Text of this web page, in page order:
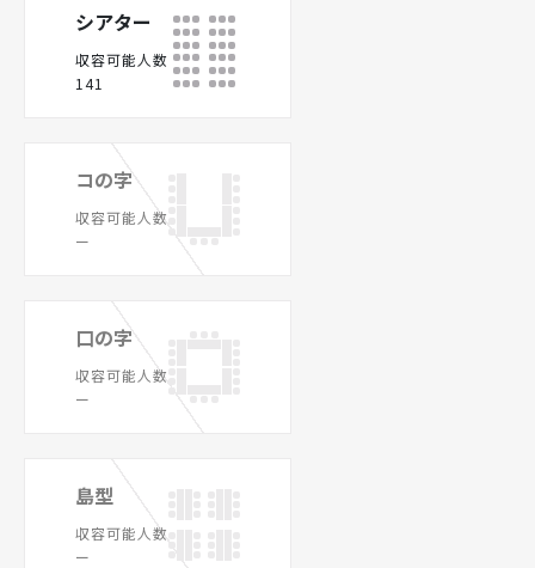
シアター
収容可能人数
141
コの字
収容可能人数
ー
口の字
収容可能人数
ー
島型
収容可能人数
ー